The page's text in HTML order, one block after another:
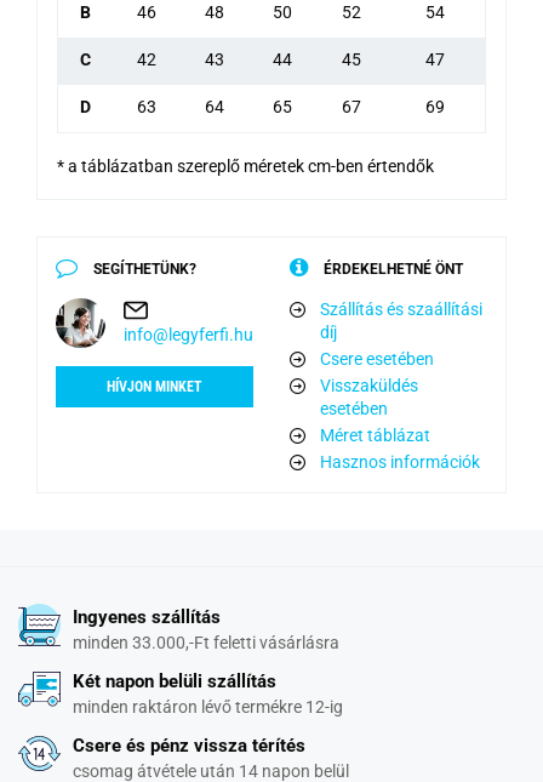
B 46 48 50 52 54
C 42 43 44 45 47
D 63 64 65 67 69
* a táblázatban szereplő méretek cm-ben értendők
SEGÍTHETÜNK?
info@legyferfi.hu
HÍVJON MINKET
ÉRDEKELHETNÉ ÖNT
Szállítás és szaállítási
díj
Csere esetében
Visszaküldés
esetében
Méret táblázat
Hasznos információk
Ingyenes szállítás
minden 33.000,-Ft feletti vásárlásra
Két napon belüli szállítás
minden raktáron lévő termékre 12-ig
Csere és pénz vissza térítés
csomag átvétele után 14 napon belül